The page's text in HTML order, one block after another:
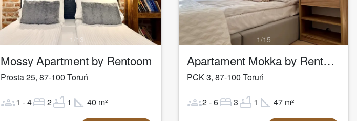
1 /13
Mossy Apartment by Rentoom
Prosta 25, 87-100 Toruń
groups1 -4bed2bathtub 1 square_foot 40 m²
1/15
Apartament Mokka by Rentoom
PCK 3,87-100 Toruń
groups2-6bed3bathtub 1 square_foot47 m²